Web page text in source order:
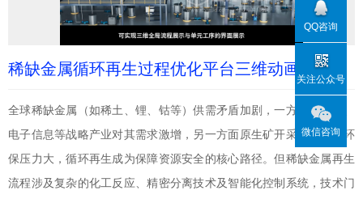
稀缺金属循环再生过程优化平台三维动画
全球稀缺金属（如稀土、锂、钴等）供需矛盾加剧，一方面新能源、
电子信息等战略产业对其需求激增，另一方面原生矿开采成本高、环
保压力大，循环再生成为保障资源安全的核心路径。但稀缺金属再生
流程涉及复杂的化工反应、精密分离技术及智能化控制系统，技术门
QQ咨询
关注公众号
微信咨询